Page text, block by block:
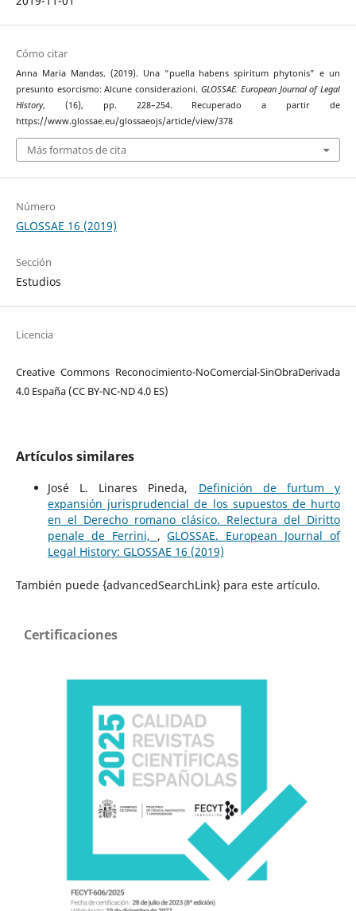
Cómo citar
Anna Maria Mandas. (2019). Una “puella habens spiritum phytonis” e un
presunto esorcismo: Alcune considerazioni. GLOSSAE. European Journal of Legal
History, (16), pp. 228–254. Recuperado a partir de
https://www.glossae.eu/glossaeojs/article/view/378
Más formatos de cita
Número
GLOSSAE 16 (2019)
Sección
Estudios
Licencia
Creative Commons Reconocimiento-NoComercial-SinObraDerivada
4.0 España (CC BY-NC-ND 4.0 ES)
Artículos similares
José L. Linares Pineda, Definición de furtum y
expansión jurisprudencial de los supuestos de hurto
en el Derecho romano clásico. Relectura del Diritto
penale de Ferrini, ,GLOSSAE. European Journal of
Legal History: GLOSSAE 16 (2019)
También puede {advancedSearchLink} para este artículo.
Certificaciones